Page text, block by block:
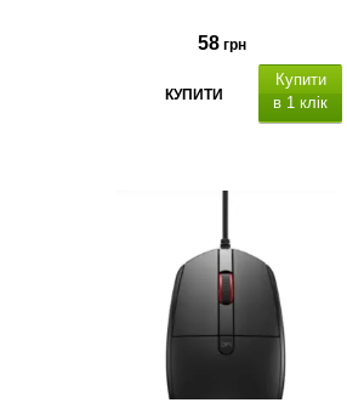
58 грн
КУПИТИ
Купити
в 1 клік